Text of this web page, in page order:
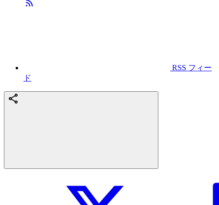
RSS フィー
ド